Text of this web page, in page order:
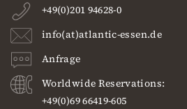
+49(0)201 94628-0
info(at)atlantic-essen.de
Anfrage
Worldwide Reservations:
+49(0)69 66419-605